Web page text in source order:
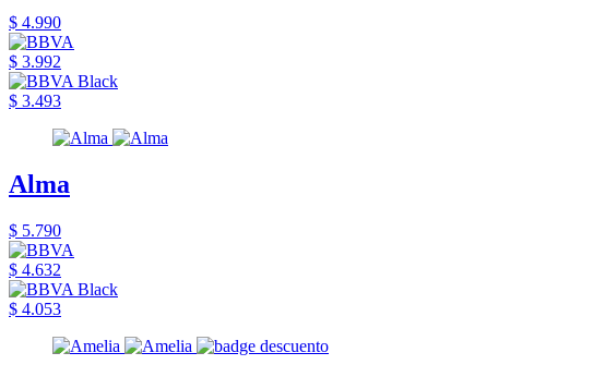
$ 4.990
$ 3.992
$ 3.493
Alma
$ 5.790
$ 4.632
$ 4.053